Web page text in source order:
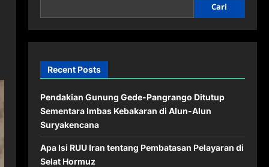
Cari
Recent Posts
Pendakian Gunung Gede-Pangrango Ditutup
Sementara Imbas Kebakaran di Alun-Alun
Suryakencana
Apa Isi RUU Iran tentang Pembatasan Pelayaran di
Selat Hormuz